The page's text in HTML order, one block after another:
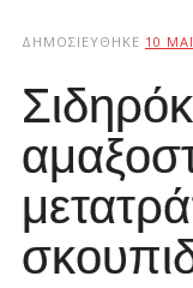
ΔΗΜΟΣΙΕΎΘΗΚΕ 10